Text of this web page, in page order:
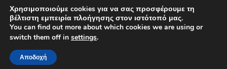
© 2023Δήμος Σερρών |Back to top ↑
YouTubeFacebook
Χρησιμοποιούμε cookies για να σας προσφέρουμε τη
βέλτιστη εμπειρία πλοήγησης στον ιστότοπό μας.
You can find out more about which cookies we are using or
switch them off in settings.
Αποδοχή